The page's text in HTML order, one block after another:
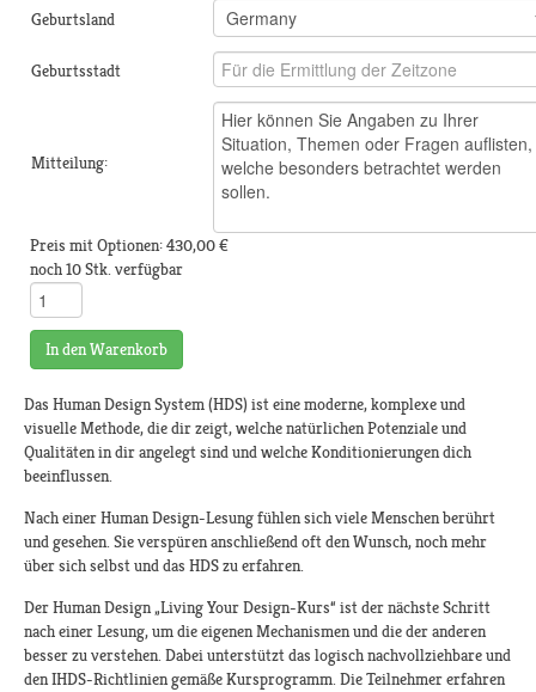
Geburtsland
Geburtsstadt
Mitteilung:
Preis mit Optionen:430,00 €
noch 10 Stk. verfügbar
In den Warenkorb
Das Human Design System (HDS) ist eine moderne, komplexe und
visuelle Methode, die dir zeigt, welche natürlichen Potenziale und
Qualitäten in dir angelegt sind und welche Konditionierungen dich
beeinflussen.
Nach einer Human Design-Lesung fühlen sich viele Menschen berührt
und gesehen. Sie verspüren anschließend oft den Wunsch, noch mehr
über sich selbst und das HDS zu erfahren.
Der Human Design „Living Your Design-Kurs“ ist der nächste Schritt
nach einer Lesung, um die eigenen Mechanismen und die der anderen
besser zu verstehen. Dabei unterstützt das logisch nachvollziehbare und
den IHDS-Richtlinien gemäße Kursprogramm. Die Teilnehmer erfahren